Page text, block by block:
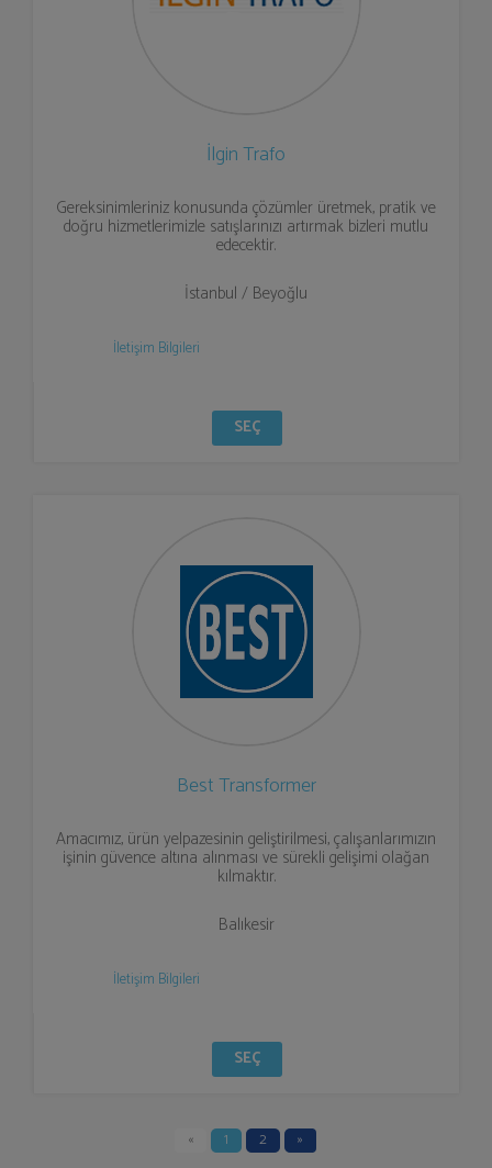
İlgin Trafo
Gereksinimleriniz konusunda çözümler üretmek, pratik ve
doğru hizmetlerimizle satışlarınızı artırmak bizleri mutlu
edecektir.
İstanbul / Beyoğlu
İletişim Bilgileri
SEÇ
Best Transformer
Amacımız, ürün yelpazesinin geliştirilmesi, çalışanlarımızın
işinin güvence altına alınması ve sürekli gelişimi olağan
kılmaktır.
Balıkesir
İletişim Bilgileri
SEÇ
« 1 2 »